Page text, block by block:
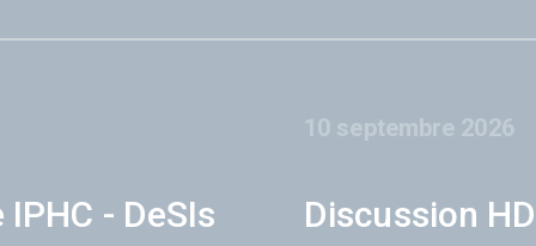
- DeSIs
10 septembre 2026
Discussion